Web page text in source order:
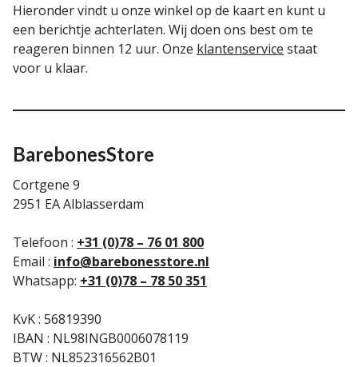
Hieronder vindt u onze winkel op de kaart en kunt u
een berichtje achterlaten. Wij doen ons best om te
reageren binnen 12 uur. Onze klantenservice staat
voor u klaar.
BarebonesStore
Cortgene 9
2951 EA Alblasserdam
Telefoon : +31 (0)78 – 76 01 800
Email : info@barebonesstore.nl
Whatsapp: +31 (0)78 – 78 50 351
KvK : 56819390
IBAN : NL98INGB0006078119
BTW : NL852316562B01